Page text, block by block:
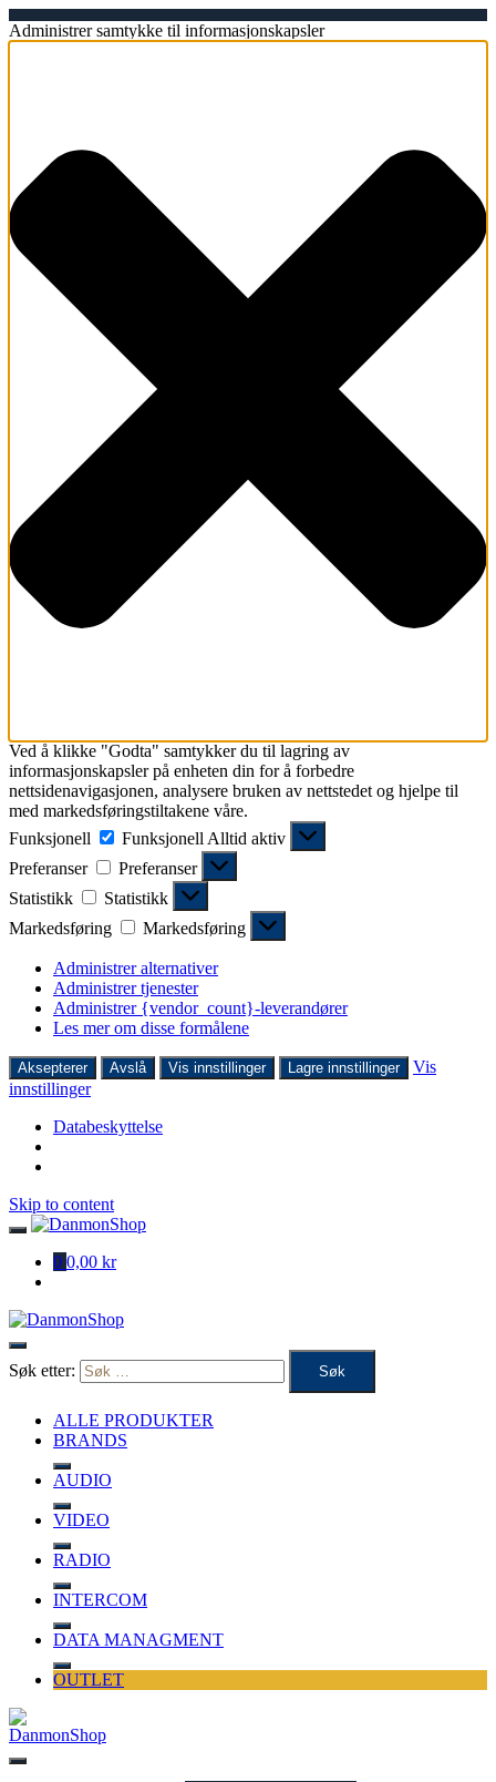
Administrer samtykke til informasjonskapsler
Ved å klikke "Godta" samtykker du til lagring av
informasjonskapsler på enheten din for å forbedre
nettsidenavigasjonen, analysere bruken av nettstedet og hjelpe til
med markedsføringstiltakene våre.
Funksjonell
Funksjonell Alltid aktiv
Preferanser
Preferanser
Statistikk
Statistikk
Markedsføring
Markedsføring
Administrer alternativer
Administrer tjenester
Administrer {vendor_count}-leverandører
Les mer om disse formålene
Aksepterer Avslå Vis innstillinger Lagre innstillinger
Vis
innstillinger
Databeskyttelse
Skip to content
0 0,00 kr
Søk etter:
ALLE PRODUKTER
BRANDS
AUDIO
VIDEO
RADIO
INTERCOM
DATA MANAGMENT
OUTLET